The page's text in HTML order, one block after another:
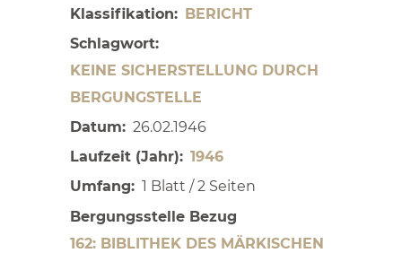
Klassifikation
BERICHT
Schlagwort
KEINE SICHERSTELLUNG DURCH
BERGUNGSTELLE
Datum
26.02.1946
Laufzeit (Jahr)
1946
Umfang
1 Blatt / 2 Seiten
Bergungsstelle Bezug
162: BIBLITHEK DES MÄRKISCHEN